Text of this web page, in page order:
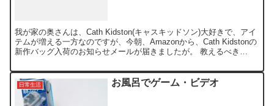
我が家の奥さんは、Cath Kidston(キャスキッドソン)大好きで、アイ
テムが増える一方なのですが、今朝、Amazonから、Cath Kidstonの
新作バッグ入荷のお知らせメールが届きましたが。 教えるべき
日常生活 お風呂でゲーム・ビデオ